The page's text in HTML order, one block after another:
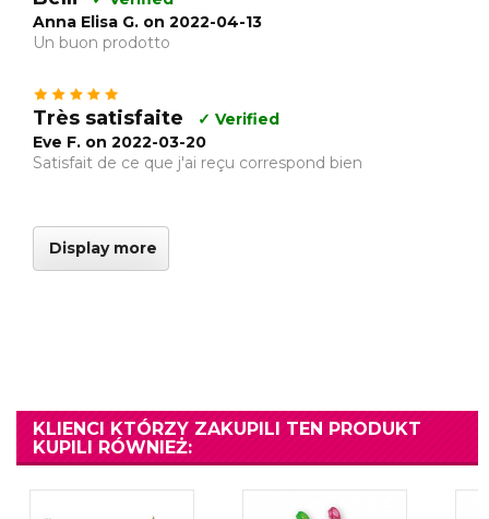
Anna Elisa G. on 2022-04-13
Un buon prodotto
Très satisfaite
✓ Verified
Eve F. on 2022-03-20
Satisfait de ce que j'ai reçu correspond bien
Display more
KLIENCI KTÓRZY ZAKUPILI TEN PRODUKT
KUPILI RÓWNIEŻ: